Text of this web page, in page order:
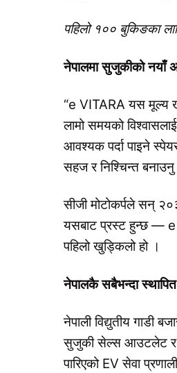
पहिलो १०० बुकिङका
नेपालमा सुजुकीको नयाँ
“e VITARA यस मूल्य
लामो समयको
आवश्यक पर्दा पाइने
सहज र निश्चिन्त बनाउनु
सीजी मोटोकर्पले सन्
यसबाट प्रस्ट हुन्छ — e
पहिलो खुड्किलो हो ।
नेपालकै सबैभन्दा स्थापित
नेपाली विद्युतीय गाडी
सुजुकी सेल्स आउटलेट र
पारिएको EV सेवा